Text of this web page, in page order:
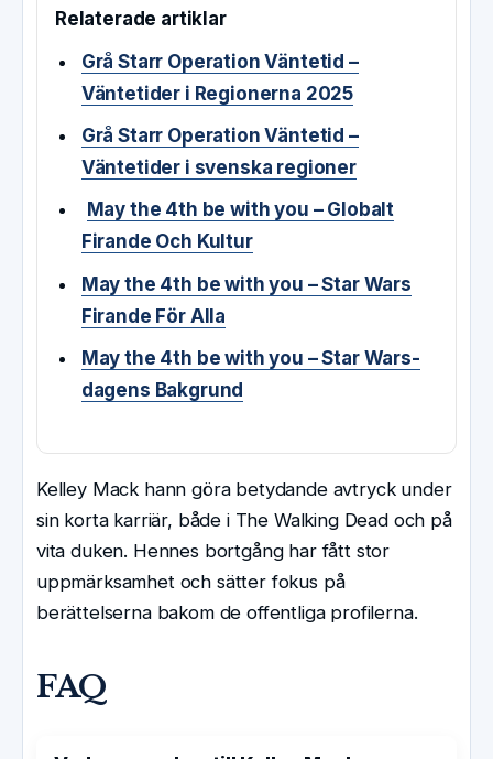
Relaterade artiklar
Grå Starr Operation Väntetid –
Väntetider i Regionerna 2025
Grå Starr Operation Väntetid –
Väntetider i svenska regioner
May the 4th be with you – Globalt
Firande Och Kultur
May the 4th be with you – Star Wars
Firande För Alla
May the 4th be with you – Star Wars-
dagens Bakgrund
Kelley Mack hann göra betydande avtryck under
sin korta karriär, både i The Walking Dead och på
vita duken. Hennes bortgång har fått stor
uppmärksamhet och sätter fokus på
berättelserna bakom de offentliga profilerna.
FAQ